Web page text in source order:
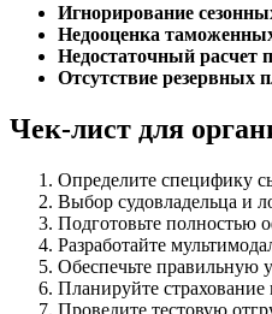
Игнорирование
Недооценка
Недостаточный расчет
Отсутствие резервных
Чек-лист для
Определите специфику
Выбор судовладельца и
Подготовьте полностью
Разработайте
Обеспечьте правильную
Планируйте
Проведите тестовую